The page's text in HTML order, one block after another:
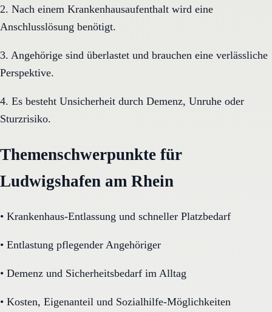
2. Nach einem Krankenhausaufenthalt wird eine
Anschlusslösung benötigt.
3. Angehörige sind überlastet und brauchen eine verlässliche
Perspektive.
4. Es besteht Unsicherheit durch Demenz, Unruhe oder
Sturzrisiko.
Themenschwerpunkte für
Ludwigshafen am Rhein
• Krankenhaus-Entlassung und schneller Platzbedarf
• Entlastung pflegender Angehöriger
• Demenz und Sicherheitsbedarf im Alltag
• Kosten, Eigenanteil und Sozialhilfe-Möglichkeiten